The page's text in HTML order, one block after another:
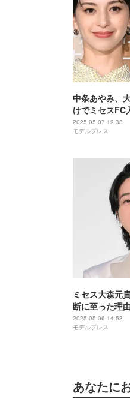
中条あやみ、
けでミセスFC
た」【#真相を
2025.05.07 19:33
モデルプレス
ミセス大森元
断に至った理
2025.05.06 14:53
モデルプレス
あなたに